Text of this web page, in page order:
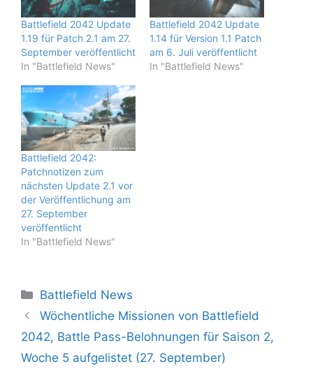
Battlefield 2042 Update
1.19 für Patch 2.1 am 27.
September veröffentlicht
In "Battlefield News"
Battlefield 2042 Update
1.14 für Version 1.1 Patch
am 6. Juli veröffentlicht
In "Battlefield News"
Battlefield 2042:
Patchnotizen zum
nächsten Update 2.1 vor
der Veröffentlichung am
27. September
veröffentlicht
In "Battlefield News"
Kategorien
Battlefield News
Wöchentliche Missionen von Battlefield
2042, Battle Pass-Belohnungen für Saison 2,
Woche 5 aufgelistet (27. September)